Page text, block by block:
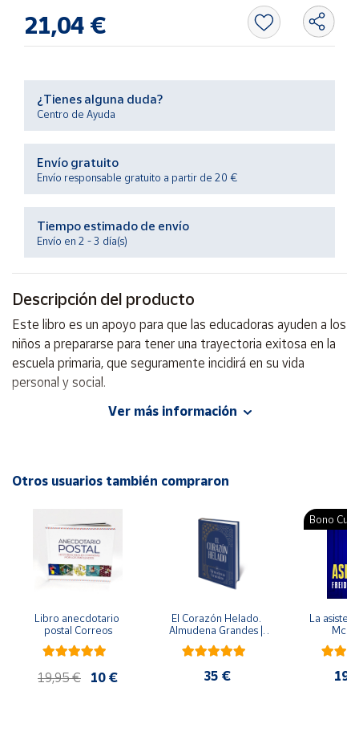
Productos
Solidarios
Ayuda
Centro
de ayuda
Contacto
Vendedores
Mapa de
vendedores
Hazte
vendedor
Área
vendedor
cliente
Ubicación
Península
Canarias,
Ceuta y
Melilla
21,04 €
¿Tienes alguna duda?
Centro de Ayuda
Envío gratuito
Envío responsable gratuito a partir de 20 €
Tiempo estimado de envío
Envío en 2 - 3 día(s)
Descripción del producto
Este libro es un apoyo para que las educadoras ayuden a los
niños a prepararse para tener una trayectoria exitosa en la
escuela primaria, que seguramente incidirá en su vida
personal y social.
Autor: Verónica Camacho Ávila, Juan Pedro Mora-Romero
ISBN: 9786071716224
Ver más información
Otros usuarios también compraron
Libro anecdotario
postal Correos
19,95 € 10 €
El Corazón Helado.
Almudena Grandes |
Edición especial de
lujo | Libro con sello y
35 €
Bono
La